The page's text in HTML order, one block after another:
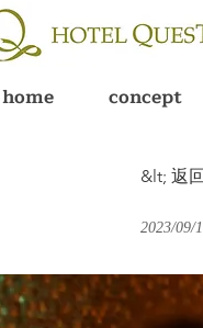
home concept
&lt; 返回
2023/